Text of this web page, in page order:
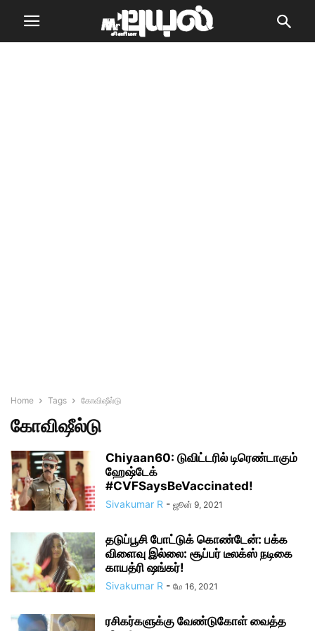
Home Tags கோவிஷீல்டு
கோவிஷீல்டு
Chiyaan60: டுவிட்டரில் டிரெண்டாகும்
ஹேஷ்டேக்
#CVFSaysBeVaccinated!
Sivakumar R - ஜூன் 9, 2021
தடுப்பூசி போட்டுக் கொண்டேன்: பக்க
விளைவு இல்லை: சூப்பர் டீலக்ஸ் நடிகை
காயத்ரி ஷங்கர்!
Sivakumar R - மே 16, 2021
ரசிகர்களுக்கு வேண்டுகோள் வைத்த